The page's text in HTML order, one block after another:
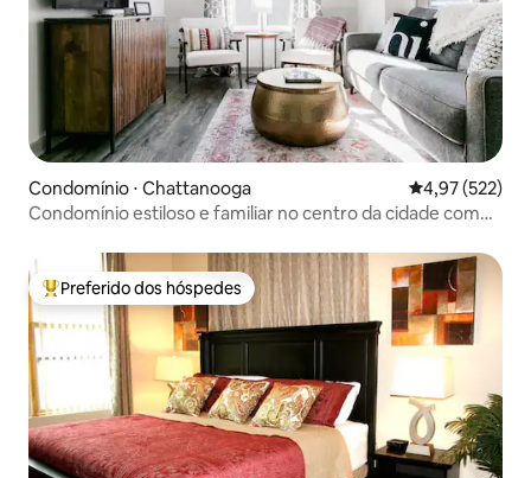
Condomínio ⋅ Chattanooga 4,97 de uma
4,97 (522)
Condomínio estiloso e familiar no centro da cidade com
Entre os melhores preferidos dos hóspedes
Preferido dos hóspedes